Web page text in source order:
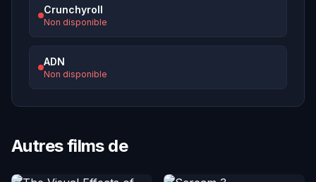
Crunchyroll
Non disponible
ADN
Non disponible
Autres films de